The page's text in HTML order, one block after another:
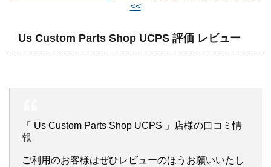
<<
Us Custom Parts Shop UCPS 評価 レビュー
「 Us Custom Parts Shop UCPS 」店様の口コミ情
報
ご利用のお客様はぜひレビューのほうお願いいたし